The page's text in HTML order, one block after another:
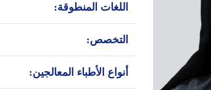
اللغات المنطوقة:
التخصص:
أنواع الأطباء المعالجين: